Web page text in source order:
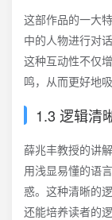
这部作品的一大
中的人物进行对
这种互动性不仅
鸣，从而更好地吸
1.3 逻辑清
薛兆丰教授的讲
用浅显易懂的语
惑。这种清晰的
还能培养读者的